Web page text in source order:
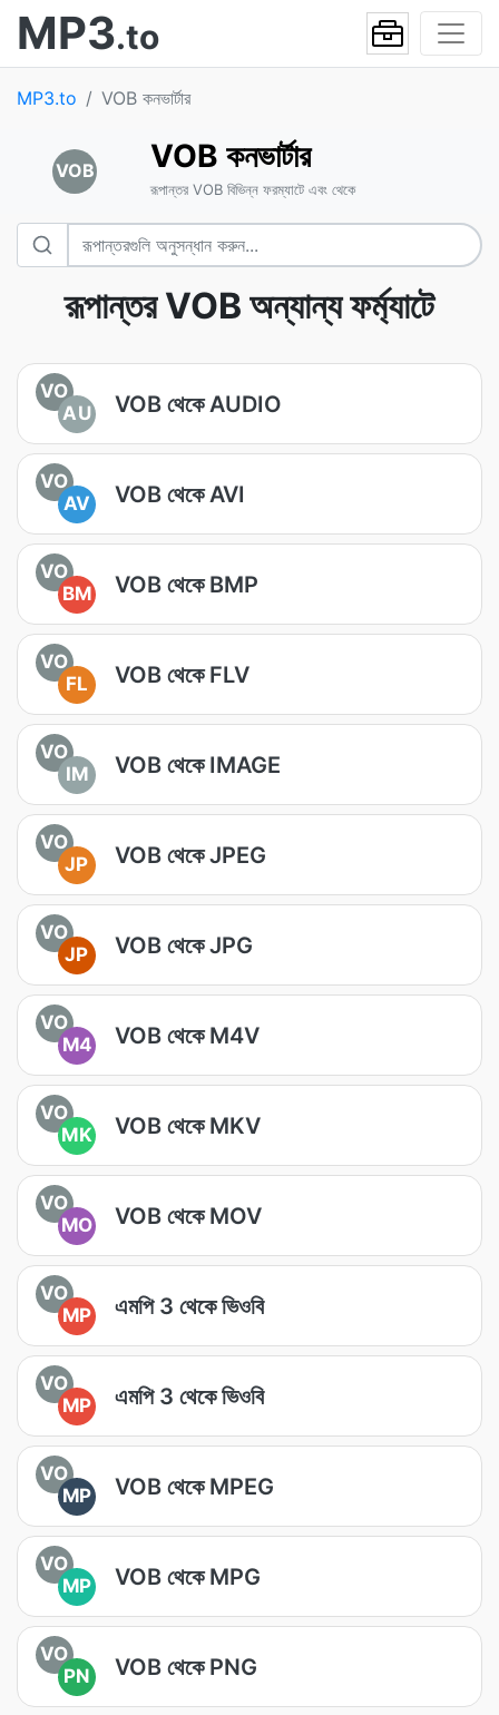
MP3.to
MP3.to VOB কনভার্টার
VOB VOB কনভার্টার
রূপান্তর VOB বিভিন্ন ফরম্যাটে এবং থেকে
রূপান্তর VOB অন্যান্য ফর্ম্যাটে
VO
AU
VOB থেকে AUDIO
VO
AV
VOB থেকে AVI
VO
BM
VOB থেকে BMP
VO
FL
VOB থেকে FLV
VO
IM
VOB থেকে IMAGE
VO
JP
VOB থেকে JPEG
VO
JP
VOB থেকে JPG
VO
M4
VOB থেকে M4V
VO
MK
VOB থেকে MKV
VO
MO
VOB থেকে MOV
VO
MP
এমপি 3 থেকে ভিওবি
VO
MP
এমপি 3 থেকে ভিওবি
VO
MP
VOB থেকে MPEG
VO
MP
VOB থেকে MPG
VO
PN
VOB থেকে PNG